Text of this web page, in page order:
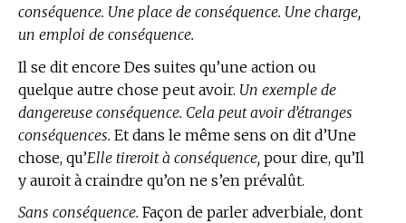
conséquence. Une place de conséquence. Une charge,
un emploi de conséquence.
Il se dit encore Des suites qu’une action ou
quelque autre chose peut avoir. Un exemple de
dangereuse conséquence. Cela peut avoir d’étranges
conséquences. Et dans le même sens on dit d’Une
chose, qu’Elle tireroit à conséquence, pour dire, qu’Il
y auroit à craindre qu’on ne s’en prévalût.
Sans conséquence. Façon de parler adverbiale, dont